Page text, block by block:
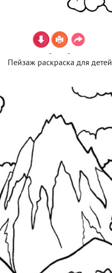
Пейзаж раскраска для детей